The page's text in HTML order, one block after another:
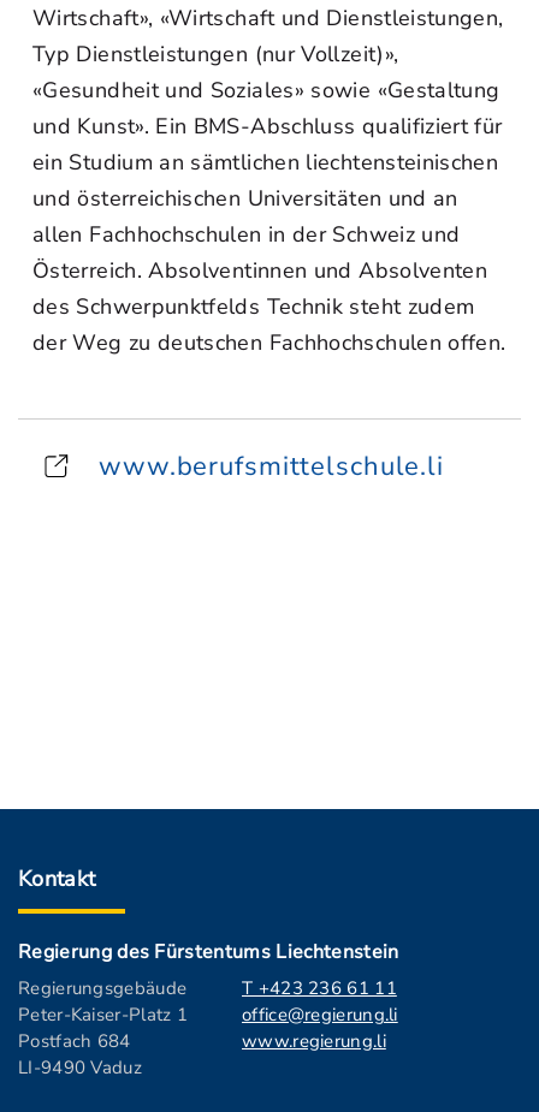
Wirtschaft», «Wirtschaft und Dienstleistungen,
Typ Dienstleistungen (nur Vollzeit)»,
«Gesundheit und Soziales» sowie «Gestaltung
und Kunst». Ein BMS-Abschluss qualifiziert für
ein Studium an sämtlichen liechtensteinischen
und österreichischen Universitäten und an
allen Fachhochschulen in der Schweiz und
Österreich. Absolventinnen und Absolventen
des Schwerpunktfelds Technik steht zudem
der Weg zu deutschen Fachhochschulen offen.
www.berufsmittelschule.li
Kontakt
Regierung des Fürstentums Liechtenstein
Regierungsgebäude
Peter-Kaiser-Platz 1
Postfach 684
LI-9490 Vaduz
T +423 236 61 11
office@regierung.li
www.regierung.li